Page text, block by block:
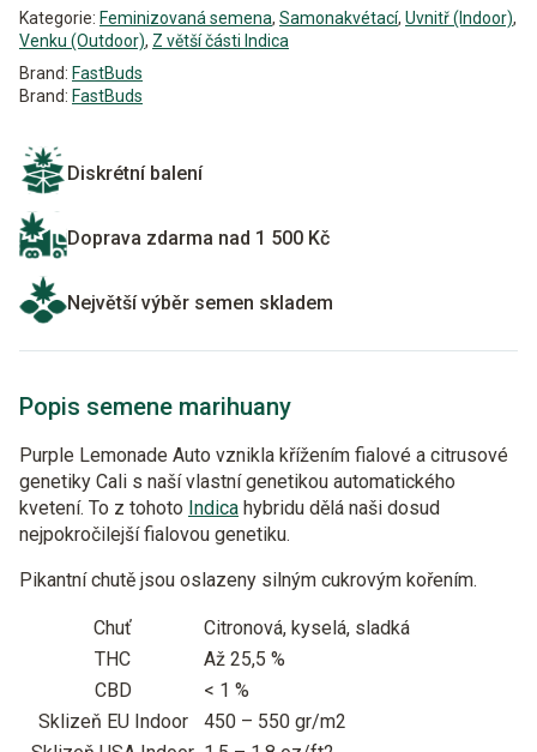
Kategorie: Feminizovaná semena, Samonakvétací, Uvnitř (Indoor),
Venku (Outdoor), Z větší části Indica
Brand: FastBuds
Brand: FastBuds
Diskrétní balení
Doprava zdarma nad 1 500 Kč
Největší výběr semen skladem
Popis semene marihuany
Purple Lemonade Auto vznikla křížením fialové a citrusové
genetiky Cali s naší vlastní genetikou automatického
kvetení. To z tohoto Indica hybridu dělá naši dosud
nejpokročilejší fialovou genetiku.
Pikantní chutě jsou oslazeny silným cukrovým kořením.
Chuť
Citronová, kyselá, sladká
THC
Až 25,5 %
CBD
< 1 %
Sklizeň EU Indoor
450 – 550 gr/m2